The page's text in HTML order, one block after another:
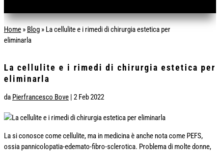
Home » Blog » La cellulite e i rimedi di chirurgia estetica per
eliminarla
La cellulite e i rimedi di chirurgia estetica per
eliminarla
da Pierfrancesco Bove | 2 Feb 2022
La si conosce come cellulite, ma in medicina è anche nota come PEFS,
ossia pannicolopatia-edemato-fibro-sclerotica. Problema di molte donne,